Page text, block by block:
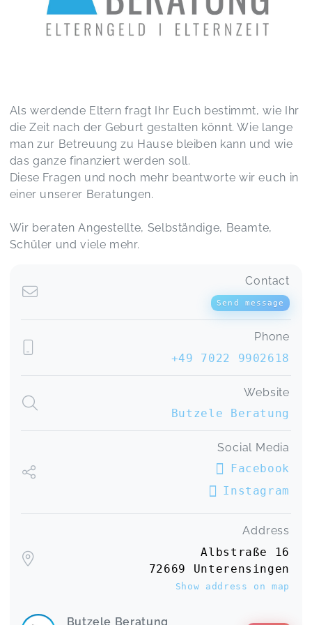
Sehr informativ und verständlich aufbereitet.
Dankeschön!
Mini Webinar - "Elterngeld-Trick"
Annika, Jan 16
Das Webinar war sehr informativ und hilfreich,
danke für die Arbeit :-)
Mini Webinar - "Elterngeld-Trick"
Gute und unkomplizierte Erklärung
Elterngeldantrag
Sina hat toll und sehr verständlich beraten. Über
jedes Anliegen konnte sie mich aufklären. Danke
dafür 😊
Ein toller Überblick, leicht verständlich
Nicole,Aug 01
Als werdende Eltern fragt Ihr Euch bestimmt, wie Ihr
die Zeit nach der Geburt gestalten könnt. Wie lange
man zur Betreuung zu Hause bleiben kann und wie
das ganze finanziert werden soll.
Diese Fragen und noch mehr beantworte wir euch in
einer unserer Beratungen.
Wir beraten Angestellte, Selbständige, Beamte,
Schüler und viele mehr.
Contact
Send message
Phone
+49 7022 9902618
Website
Butzele Beratung
Social Media
Facebook
Instagram
Address
Albstraße 16
72669 Unterensingen
Show address on map
Butzele Beratung